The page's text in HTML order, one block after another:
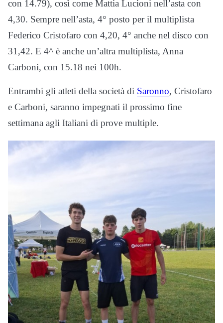
con 14.79), così come Mattia Lucioni nell’asta con
4,30. Sempre nell’asta, 4° posto per il multiplista
Federico Cristofaro con 4,20, 4° anche nel disco con
31,42. E 4^ è anche un’altra multiplista, Anna
Carboni, con 15.18 nei 100h.
Entrambi gli atleti della società di Saronno, Cristofaro
e Carboni, saranno impegnati il prossimo fine
settimana agli Italiani di prove multiple.